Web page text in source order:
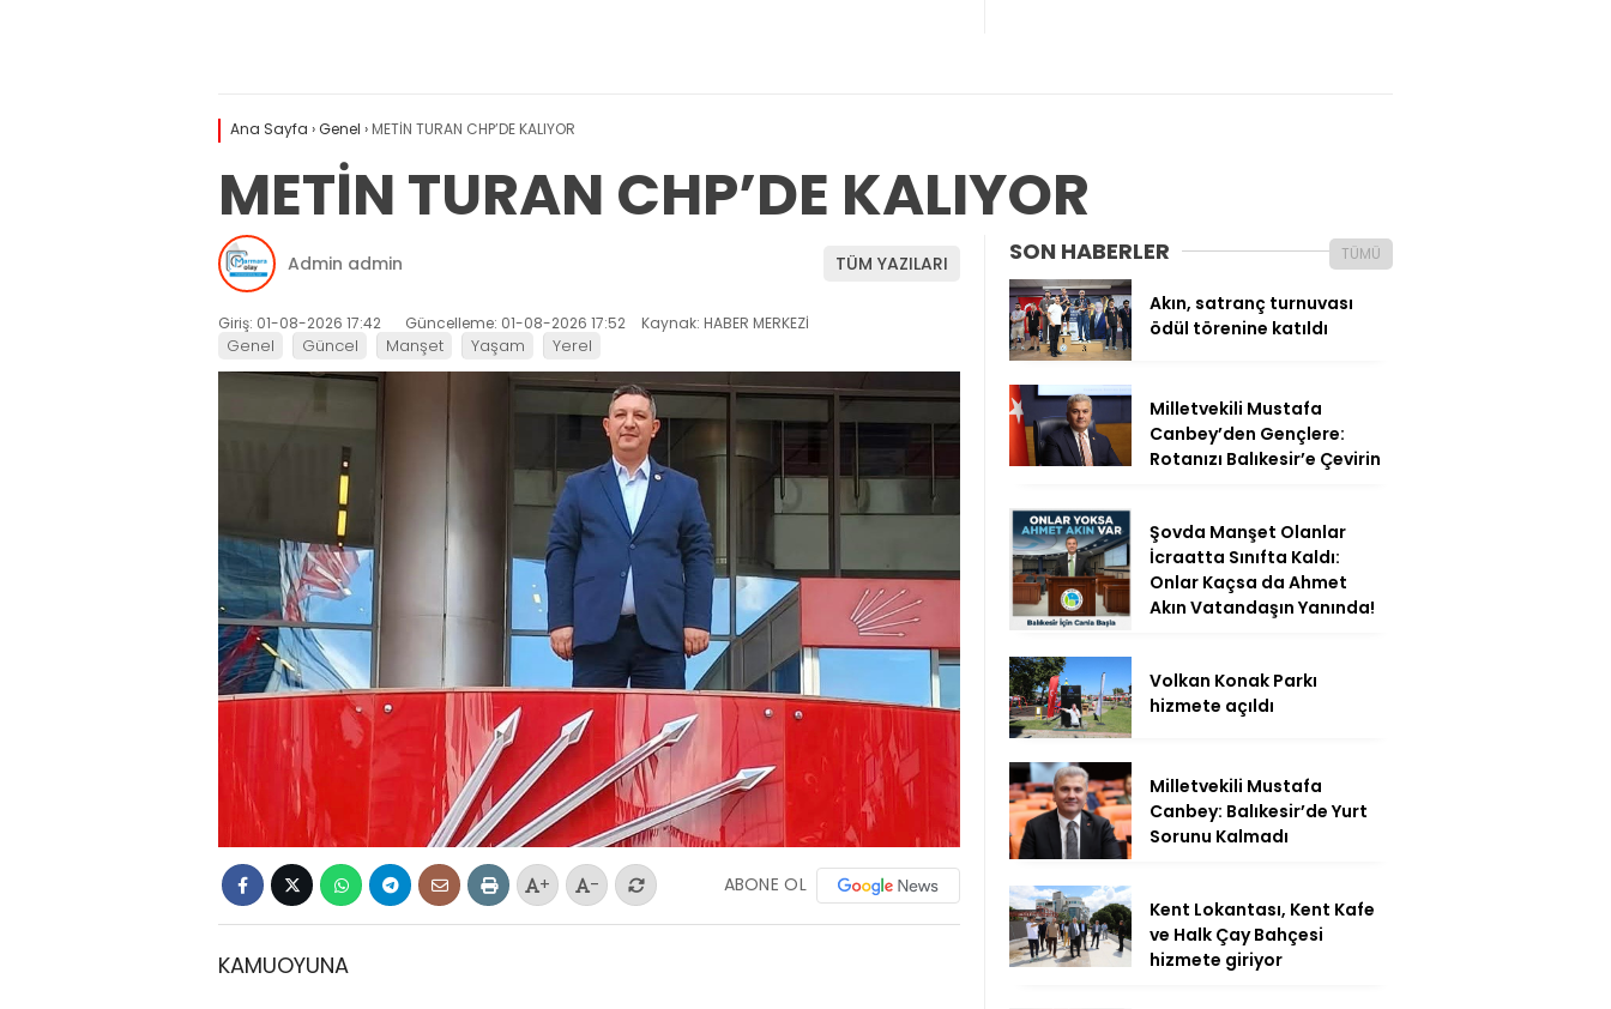
Ana Sayfa ›Genel › METİN TURAN CHP’DE KALIYOR
METİN TURAN CHP’DE KALIYOR
Admin admin TÜM YAZILARI
Giriş: 01-08-2026 17:42 Güncelleme: 01-08-2026 17:52 Kaynak: HABER MERKEZİ
Genel Güncel Manşet Yaşam Yerel
+ - ABONE OL
KAMUOYUNA
SON HABERLER TÜMÜ
Akın, satranç turnuvası
ödül törenine katıldı
Milletvekili Mustafa
Canbey’den Gençlere:
Rotanızı Balıkesir’e Çevirin
Şovda Manşet Olanlar
İcraatta Sınıfta Kaldı:
Onlar Kaçsa da Ahmet
Akın Vatandaşın Yanında!
Volkan Konak Parkı
hizmete açıldı
Milletvekili Mustafa
Canbey: Balıkesir’de Yurt
Sorunu Kalmadı
Kent Lokantası, Kent Kafe
ve Halk Çay Bahçesi
hizmete giriyor